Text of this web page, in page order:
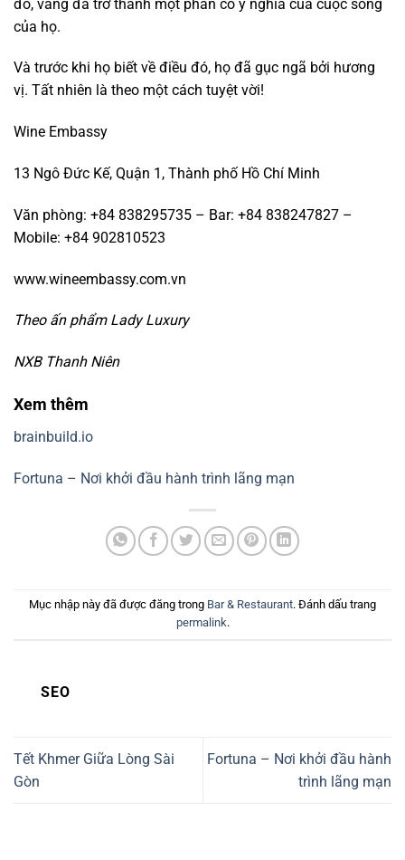
đó, vang đã trở thành một phần có ý nghĩa của cuộc sống
của họ.
Và trước khi họ biết về điều đó, họ đã gục ngã bởi hương
vị. Tất nhiên là theo một cách tuyệt vời!
Wine Embassy
13 Ngô Đức Kế, Quận 1, Thành phố Hồ Chí Minh
Văn phòng: +84 838295735 – Bar: +84 838247827 –
Mobile: +84 902810523
www.wineembassy.com.vn
Theo ấn phẩm Lady Luxury
NXB Thanh Niên
Xem thêm
brainbuild.io
Fortuna – Nơi khởi đầu hành trình lãng mạn
Mục nhập này đã được đăng trong Bar & Restaurant. Đánh dấu trang
permalink.
SEO
Tết Khmer Giữa Lòng Sài
Gòn
Fortuna – Nơi khởi đầu hành
trình lãng mạn